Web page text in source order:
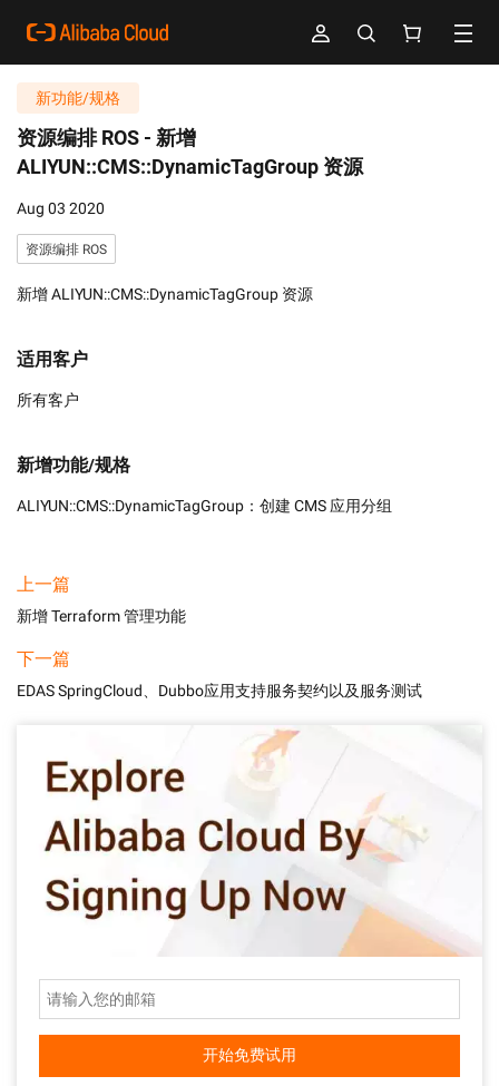
新功能/规格
资源编排 ROS - 新增
ALIYUN::CMS::DynamicTagGroup 资源
Aug 03 2020
资源编排 ROS
新增 ALIYUN::CMS::DynamicTagGroup 资源
适用客户
所有客户
新增功能/规格
ALIYUN::CMS::DynamicTagGroup：创建 CMS 应用分组
上一篇
新增 Terraform 管理功能
下一篇
EDAS SpringCloud、Dubbo应用支持服务契约以及服务测试
开始免费试用